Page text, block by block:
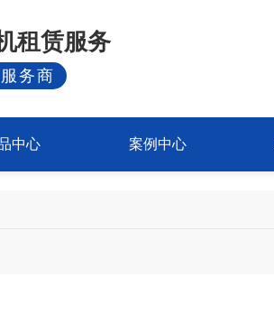
租赁服务
务商
中心 案例中心